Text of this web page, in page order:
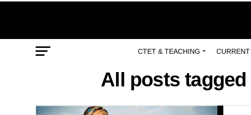
CTET & TEACHING
All posts